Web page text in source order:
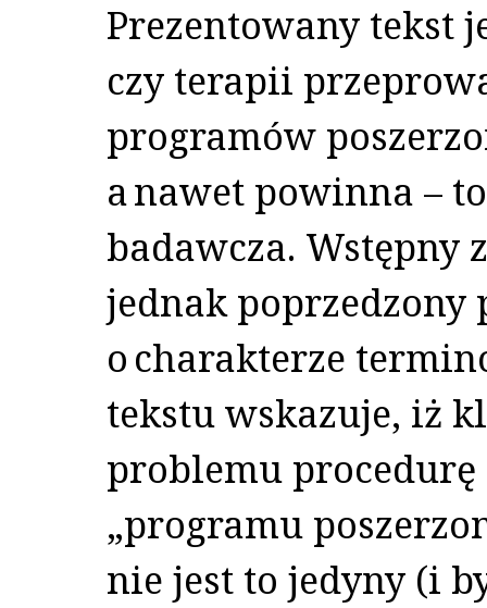
Prezentowany tekst
czy terapii
programów
a nawet powinna –
badawcza. Wstępny
jednak
o charakterze
tekstu wskazuje, iż
problemu
„programu
nie jest to jedyny (i